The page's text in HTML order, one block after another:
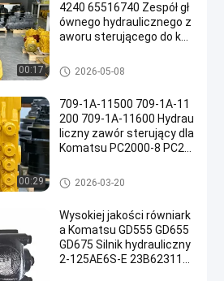
00:17
4240 65516740 Zespół gł
ównego hydraulicznego z
aworu sterującego do kop
PC4000-6 Bardzo duże gó
rnicze części zamienne
Główny zawór sterujący kopar
ki
2026-05-08
00:29
709-1A-11500 709-1A-11
200 709-1A-11600 Hydrau
liczny zawór sterujący dla
Komatsu PC2000-8 PC20
Główny zawór sterujący kopar
ki
2026-03-20
Wysokiej jakości równiark
a Komatsu GD555 GD655
GD675 Silnik hydrauliczny
2-125AE6S-E 23B623110